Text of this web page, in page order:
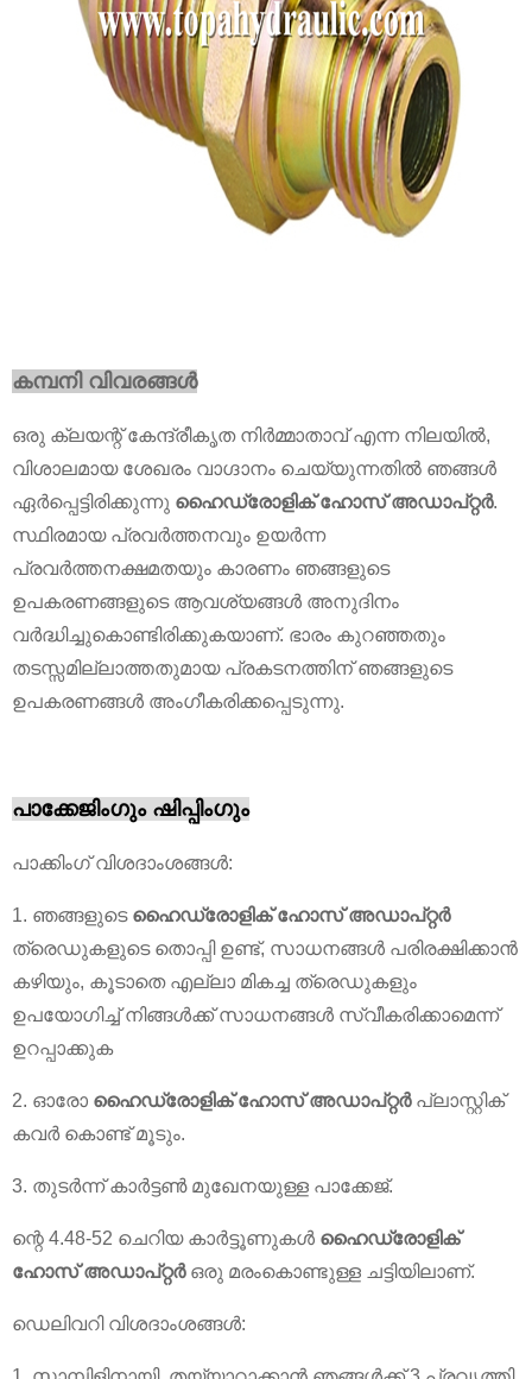
കമ്പനി വിവരങ്ങൾ
ഒരു ക്ലയന്റ് കേന്ദ്രീകൃത നിർമ്മാതാവ് എന്ന നിലയിൽ,
വിശാലമായ ശേഖരം വാഗ്ദാനം ചെയ്യുന്നതിൽ ഞങ്ങൾ
ഏർപ്പെട്ടിരിക്കുന്നു ഹൈഡ്രോളിക് ഹോസ് അഡാപ്റ്റർ.
സ്ഥിരമായ പ്രവർത്തനവും ഉയർന്ന
പ്രവർത്തനക്ഷമതയും കാരണം ഞങ്ങളുടെ
ഉപകരണങ്ങളുടെ ആവശ്യങ്ങൾ അനുദിനം
വർദ്ധിച്ചുകൊണ്ടിരിക്കുകയാണ്. ഭാരം കുറഞ്ഞതും
തടസ്സമില്ലാത്തതുമായ പ്രകടനത്തിന് ഞങ്ങളുടെ
ഉപകരണങ്ങൾ അംഗീകരിക്കപ്പെടുന്നു.
പാക്കേജിംഗും ഷിപ്പിംഗും
പാക്കിംഗ് വിശദാംശങ്ങൾ:
1. ഞങ്ങളുടെ ഹൈഡ്രോളിക് ഹോസ് അഡാപ്റ്റർ
ത്രെഡുകളുടെ തൊപ്പി ഉണ്ട്, സാധനങ്ങൾ പരിരക്ഷിക്കാൻ
കഴിയും, കൂടാതെ എല്ലാ മികച്ച ത്രെഡുകളും
ഉപയോഗിച്ച് നിങ്ങൾക്ക് സാധനങ്ങൾ സ്വീകരിക്കാമെന്ന്
ഉറപ്പാക്കുക
2. ഓരോ ഹൈഡ്രോളിക് ഹോസ് അഡാപ്റ്റർപ്ലാസ്റ്റിക്
കവർ കൊണ്ട് മൂടും.
3. തുടർന്ന് കാർട്ടൺ മുഖേനയുള്ള പാക്കേജ്.
ന്റെ 4.48-52 ചെറിയ കാർട്ടൂണുകൾ ഹൈഡ്രോളിക്
ഹോസ് അഡാപ്റ്റർഒരു മരംകൊണ്ടുള്ള ചട്ടിയിലാണ്.
ഡെലിവറി വിശദാംശങ്ങൾ: